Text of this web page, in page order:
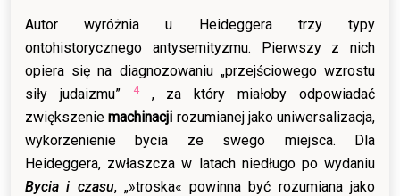
Autor wyróżnia u Heideggera trzy typy
ontohistorycznego antysemityzmu. Pierwszy z nich
opiera się na diagnozowaniu „przejściowego wzrostu
siły judaizmu”
4, za który miałoby odpowiadać
zwiększeniemachinacji rozumianej jako uniwersalizacja,
wykorzenienie bycia ze swego miejsca. Dla
Heideggera, zwłaszcza w latach niedługo po wydaniu
Bycia i czasu, „»troska« powinna być rozumiana jako